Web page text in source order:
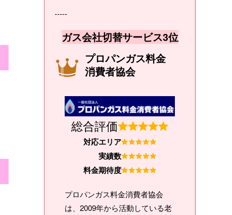
-----
ガス会社切替サービス3位
プロパンガス料金
消費者協会
総合評価
対応エリア
実績数
料金期待度
プロパンガス料金消費者協会
は、2009年から活動している老